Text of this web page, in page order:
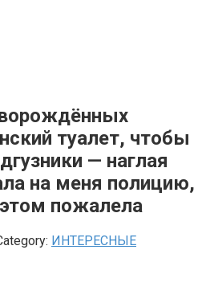
туалет, чтобы
— наглая
на меня полицию,
пожалела
ИНТЕРЕСНЫЕ